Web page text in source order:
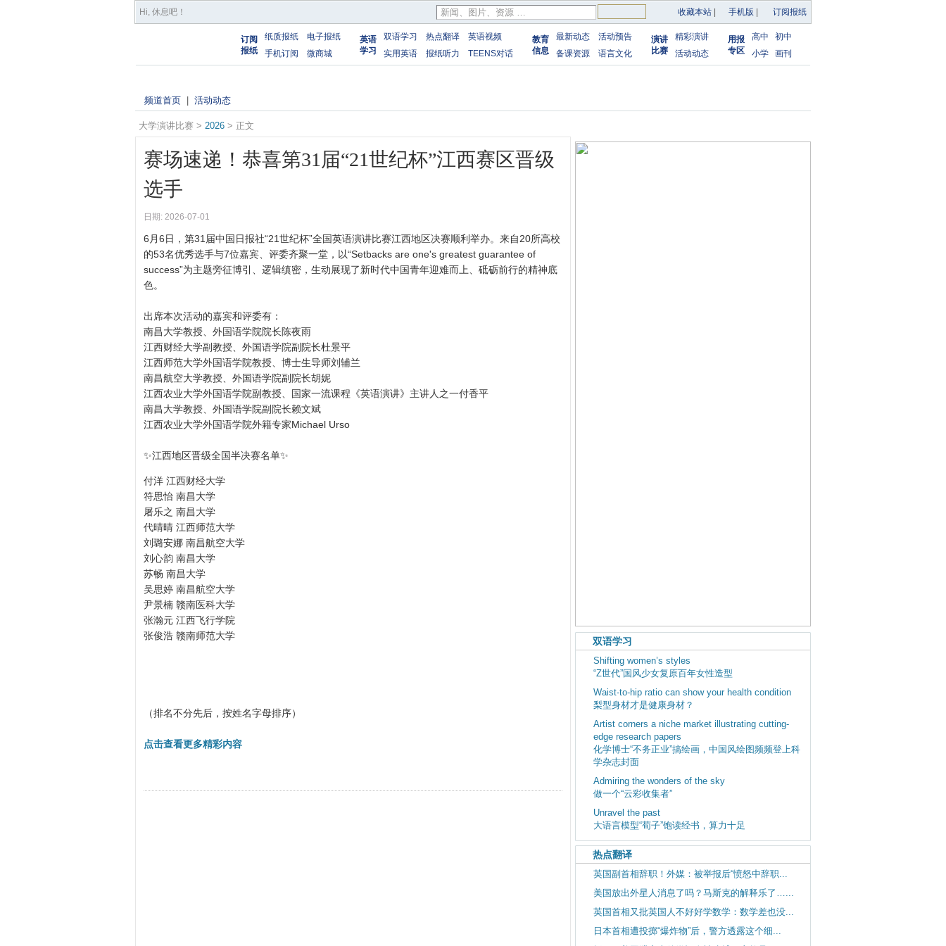
Hi, 休息吧 ！ 收藏本站 手机版 订阅报纸
订阅
报纸
纸质报纸
电子报纸
手机订阅
微商城
英语
学习
双语学习 热点翻译
英语视频
实用英语
报纸听力 TEENS对话
教育
信息
最新动态
活动预告
备课资源
语言文化
演讲
比赛
精彩演讲
活动动态
用报
专区
高中
初中
小学
画刊
频道首页 活动动态
大学演讲比赛 > 2026 > 正文
赛场速递！恭喜第31届“21世纪杯”江西赛区晋级
选手
日期: 2026-07-01
6月6日，第31届中国日报社“21世纪杯”全国英语演讲比赛江西地区决赛顺利举办。来自20所高校
的53名优秀选手与7位嘉宾、评委齐聚一堂，以“Setbacks are one's greatest guarantee of
success”为主题旁征博引、逻辑缜密，生动展现了新时代中国青年迎难而上、砥砺前行的精神底
色。
出席本次活动的嘉宾和评委有：
南昌大学教授、外国语学院院长陈夜雨
江西财经大学副教授、外国语学院副院长杜景平
江西师范大学外国语学院教授、博士生导师刘辅兰
南昌航空大学教授、外国语学院副院长胡妮
江西农业大学外国语学院副教授、国家一流课程《英语演讲》主讲人之一付香平
南昌大学教授、外国语学院副院长赖文斌
江西农业大学外国语学院外籍专家Michael Urso
✨江西地区晋级全国半决赛名单✨
付洋 江西财经大学
符思怡 南昌大学
屠乐之 南昌大学
代晴晴 江西师范大学
刘璐安娜 南昌航空大学
刘心韵 南昌大学
苏畅 南昌大学
吴思婷 南昌航空大学
尹景楠 赣南医科大学
张瀚元 江西飞行学院
张俊浩 赣南师范大学
（排名不分先后，按姓名字母排序）
点击查看更多精彩内容
双语学习
Shifting women’s styles
“Z世代”国风少女复原百年女性造型
Waist-to-hip ratio can show your health condition
梨型身材才是健康身材？
Artist corners a niche market illustrating cutting-
edge research papers
化学博士“不务正业”搞绘画，中国风绘图频频登上科
学杂志封面
Admiring the wonders of the sky
做一个“云彩收集者”
Unravel the past
大语言模型“荀子”饱读经书，算力十足
热点翻译
英国副首相辞职！外媒：被举报后“愤怒中辞职...
美国放出外星人消息了吗？马斯克的解释乐了…...
英国首相又批英国人不好好学数学：数学差也没...
日本首相遭投掷“爆炸物”后，警方透露这个细...